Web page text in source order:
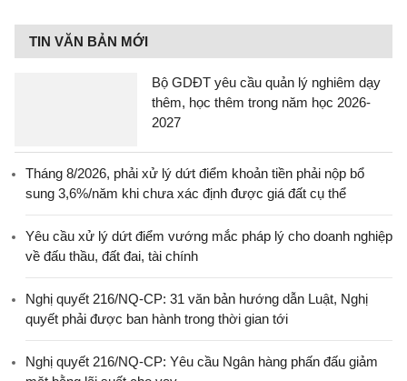
TIN VĂN BẢN MỚI
Bộ GDĐT yêu cầu quản lý nghiêm dạy
thêm, học thêm trong năm học 2026-
2027
Tháng 8/2026, phải xử lý dứt điểm khoản tiền phải nộp bổ
sung 3,6%/năm khi chưa xác định được giá đất cụ thể
Yêu cầu xử lý dứt điểm vướng mắc pháp lý cho doanh nghiệp
về đấu thầu, đất đai, tài chính
Nghị quyết 216/NQ-CP: 31 văn bản hướng dẫn Luật, Nghị
quyết phải được ban hành trong thời gian tới
Nghị quyết 216/NQ-CP: Yêu cầu Ngân hàng phấn đấu giảm